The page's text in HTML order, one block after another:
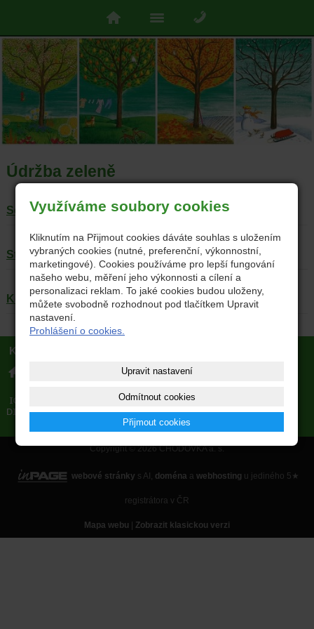
Údržba zeleně
Sekání trávy
Stříhání živých plotů
Kompostování
Kontakt
lesnické služby
Ing. Stanislav Strnad
komunální služby
Renata Kleinová
ekonom@chodovkaas.cz
Copyright © 2026 CHODOVKA a. s.
webové stránky s AI, doména a webhosting u jediného 5★
registrátora v ČR
Mapa webu Zobrazit klasickou verzi
Využíváme soubory cookies
Kliknutím na Přijmout cookies dáváte souhlas s uložením
vybraných cookies (nutné, preferenční, výkonnostní,
marketingové). Cookies používáme pro lepší fungování
našeho webu, měření jeho výkonnosti a cílení a
personalizaci reklam. To jaké cookies budou uloženy,
můžete svobodně rozhodnout pod tlačítkem Upravit
nastavení.
Prohlášení o cookies.
Upravit nastavení
Odmítnout cookies
Přijmout cookies